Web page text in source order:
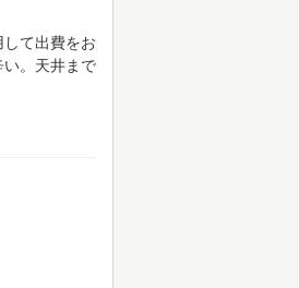
て出費をお
。天井まで